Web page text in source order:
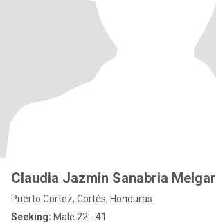
Claudia Jazmin Sanabria Melgar
Puerto Cortez, Cortés, Honduras
Seeking: Male 22 - 41